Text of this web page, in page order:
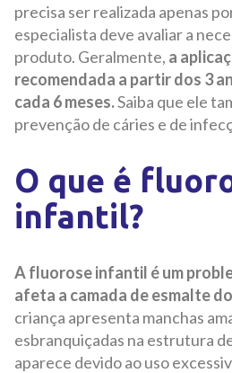
precisa ser realizada apenas
especialista deve avaliar a
produto. Geralmente, a
recomendada a partir dos 3
cada 6 meses.Saiba que ele
prevenção de cáries e de
O que é
infantil?
A fluorose infantil é um
afeta a camada de esmalte
criança apresenta manchas
esbranquiçadas na estrutura
aparece devido ao uso